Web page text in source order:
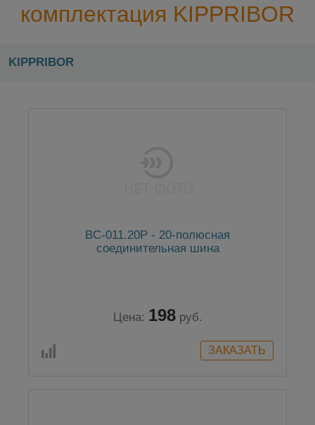
комплектация KIPPRIBOR
KIPPRIBOR
BC-011.20P - 20-полюсная
соединительная шина
Цена: 198 руб.